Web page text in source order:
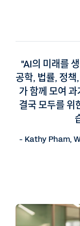
"AI의 미래를
공학, 법률, 정
가 함께 모여
결국 모두를 위
- Kathy Pham,